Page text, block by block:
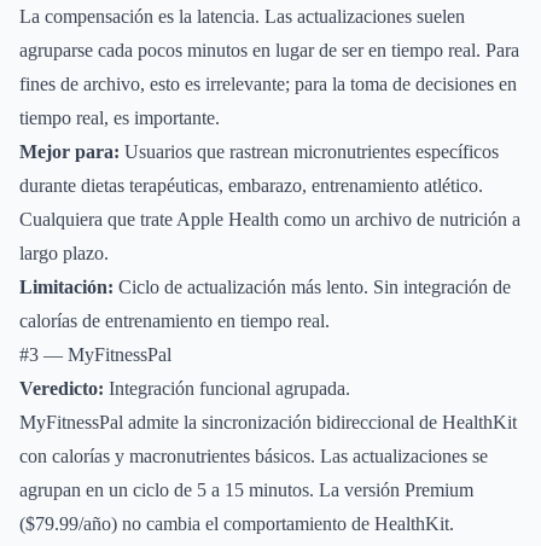
La compensación es la latencia. Las actualizaciones suelen
agruparse cada pocos minutos en lugar de ser en tiempo real. Para
fines de archivo, esto es irrelevante; para la toma de decisiones en
tiempo real, es importante.
Mejor para: Usuarios que rastrean micronutrientes específicos
durante dietas terapéuticas, embarazo, entrenamiento atlético.
Cualquiera que trate Apple Health como un archivo de nutrición a
largo plazo.
Limitación: Ciclo de actualización más lento. Sin integración de
calorías de entrenamiento en tiempo real.
#3 — MyFitnessPal
Veredicto: Integración funcional agrupada.
MyFitnessPal admite la sincronización bidireccional de HealthKit
con calorías y macronutrientes básicos. Las actualizaciones se
agrupan en un ciclo de 5 a 15 minutos. La versión Premium
($79.99/año) no cambia el comportamiento de HealthKit.